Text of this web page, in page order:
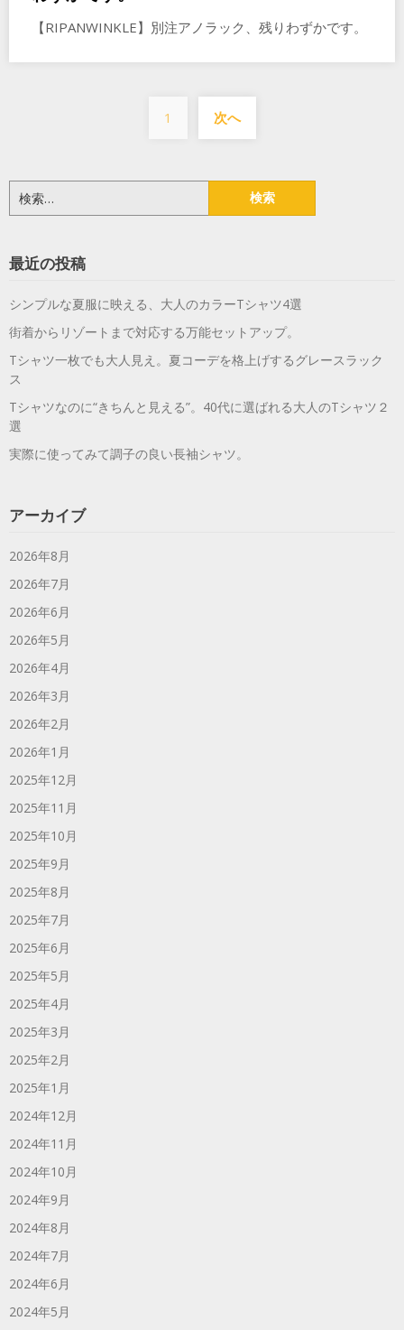
【RIPANWINKLE】別注アノラック、残りわずかです。
投
稿
ペ
ー
り
1 次へ
索:
最近の投稿
シンプルな夏服に映える、大人のカラーTシャツ4選
街着からリゾートまで対応する万能セットアップ。
Tシャツ一枚でも大人見え。夏コーデを格上げするグレースラック
ス
Tシャツなのに“きちんと見える”。40代に選ばれる大人のTシャツ２
選
実際に使ってみて調子の良い長袖シャツ。
アーカイブ
2026年8月
2026年7月
2026年6月
2026年5月
2026年4月
2026年3月
2026年2月
2026年1月
2025年12月
2025年11月
2025年10月
2025年9月
2025年8月
2025年7月
2025年6月
2025年5月
2025年4月
2025年3月
2025年2月
2025年1月
2024年12月
2024年11月
2024年10月
2024年9月
2024年8月
2024年7月
2024年6月
2024年5月